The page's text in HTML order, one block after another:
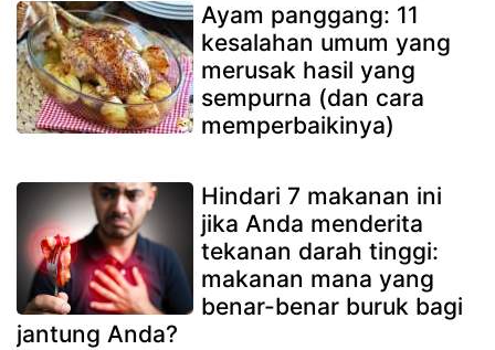
Ayam panggang: 11
kesalahan umum yang
merusak hasil yang
sempurna (dan cara
memperbaikinya)
Hindari 7 makanan ini
jika Anda menderita
tekanan darah tinggi:
makanan mana yang
benar-benar buruk bagi
jantung Anda?